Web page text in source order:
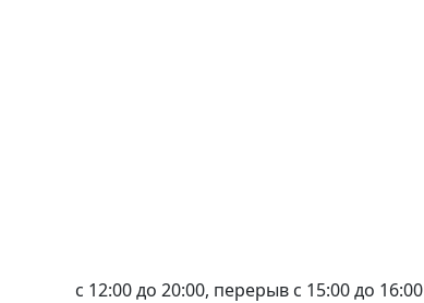
с 12:00 до 20:00, перерыв с 15:00 до 16:00